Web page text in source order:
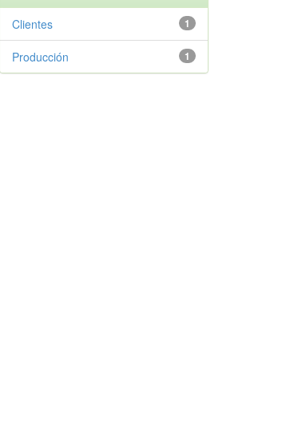
1
Clientes
1
Producción